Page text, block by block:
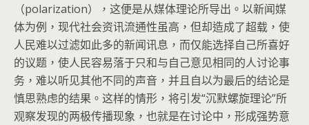
（polarization），这便是从媒体理论所导出。以新闻媒
体为例，现代社会资讯流通性虽高，但却造成了超载，使
人民难以过滤如此多的新闻讯息，而仅能选择自己所喜好
的议题，使人民容易落于只和与自己意见相同的人讨论事
务，难以听见其他不同的声音，并且自以为最后的结论是
慎思熟虑的结果。这样的情形，将引发“沉默螺旋理论”所
观察发现的两极传播现象，也就是在讨论中，形成强势意